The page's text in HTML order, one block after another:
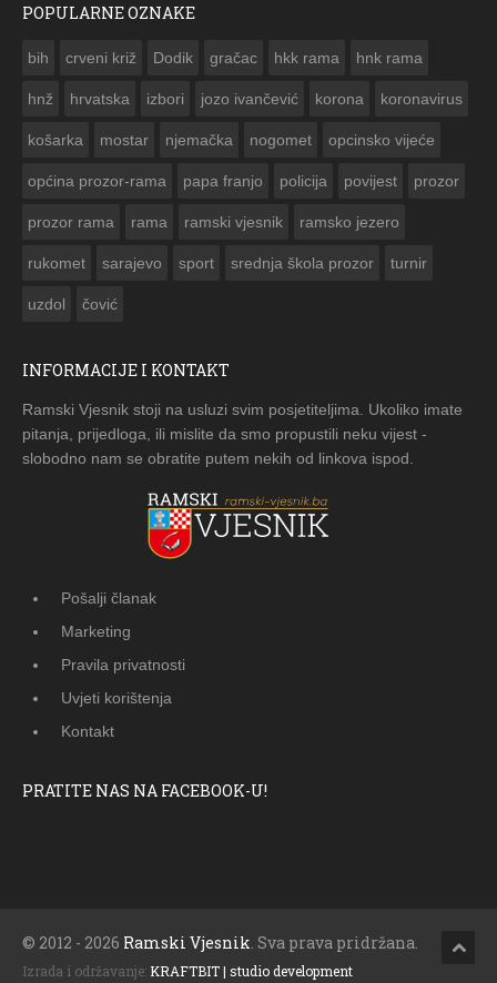
POPULARNE OZNAKE
bih crveni križ Dodik gračac hkk rama hnk rama
hnž hrvatska izbori jozo ivančević korona koronavirus
košarka mostar njemačka nogomet opcinsko vijeće
općina prozor-rama papa franjo policija povijest prozor
prozor rama rama ramski vjesnik ramsko jezero
rukomet sarajevo sport srednja škola prozor turnir
uzdol čović
INFORMACIJE I KONTAKT
Ramski Vjesnik stoji na usluzi svim posjetiteljima. Ukoliko imate
pitanja, prijedloga, ili mislite da smo propustili neku vijest -
slobodno nam se obratite putem nekih od linkova ispod.
Pošalji članak
Marketing
Pravila privatnosti
Uvjeti korištenja
Kontakt
PRATITE NAS NA FACEBOOK-U!
© 2012 - 2026 Ramski Vjesnik . Sva prava pridržana.
Izrada i održavanje: KRAFTBIT | studio development